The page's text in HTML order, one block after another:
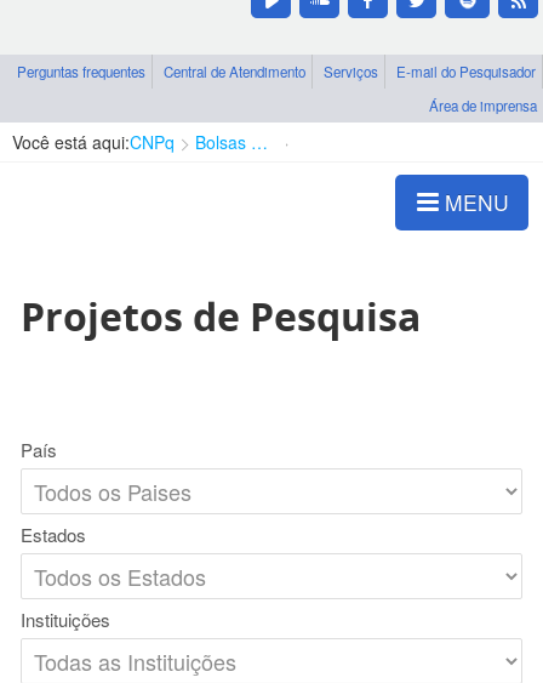
Perguntas frequentes Central de Atendimento Serviços
E-mail do Pesquisador
Área de imprensa
Você está aqui:CNPq Bolsas e Auxílios Vigentes
MENU
Projetos de Pesquisa
País
Estados
Instituições